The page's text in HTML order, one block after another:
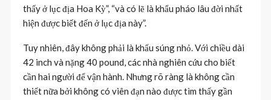
thấy ở lục địa Hoa Kỳ”, “và có lẽ là khẩu pháo lâu đời nhất
hiện được biết đến ở lục địa này”.
Tuy nhiên, đây không phải là khẩu súng nhỏ. Với chiều dài
42 inch và nặng 40 pound, các nhà nghiên cứu cho biết
cần hai người để vận hành. Nhưng rõ ràng là không cần
thiết nữa bởi không có viên đạn nào được tìm thấy gần